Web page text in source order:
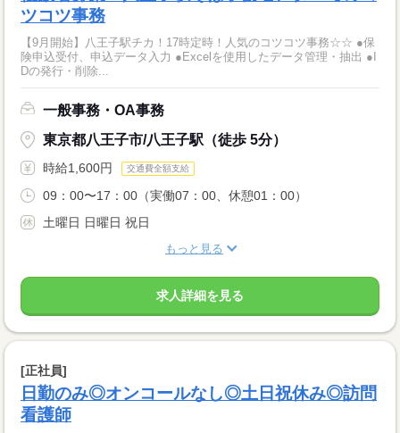
ツコツ事務
【9月開始】八王子駅チカ！17時定時！人気のコツコツ事務☆☆ ●保
険申込受付、申込データ入力 ●Excelを使用したデータ管理・抽出 ●I
Dの発行・削除...
一般事務・OA事務
東京都八王子市/八王子駅（徒歩 5分）
時給1,600円 交通費全額支給
09：00〜17：00（実働07：00、休憩01：00）
土曜日 日曜日 祝日
もっと見る
求人詳細を見る
[正社員]
日勤のみ◎オンコールなし◎土日祝休み◎訪問
看護師